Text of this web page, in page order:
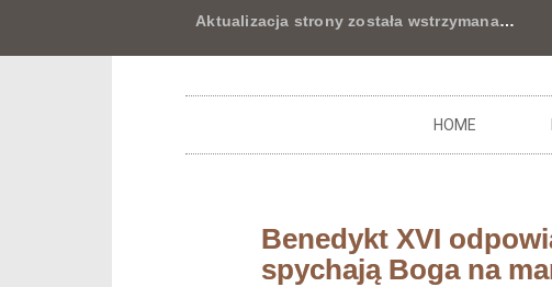
Aktualizacja strony została wstrzymana…
HOME
Benedykt XVI
spychają Boga na